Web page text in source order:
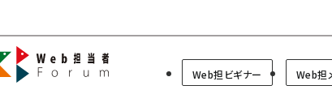
Web担当者Forum
Web担ビギナー Web担